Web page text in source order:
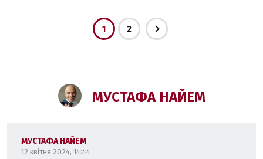
1 2
МУСТАФА НАЙЕМ
МУСТАФА НАЙЕМ
12 квітня 2024, 14:44